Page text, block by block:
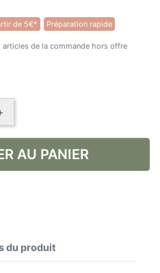
de 5€* Préparation rapide
de la commande hors offre
AU PANIER
du produit